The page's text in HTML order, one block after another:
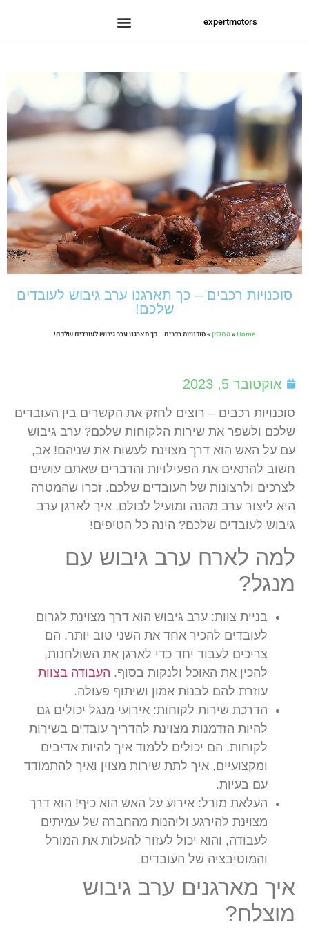
expertmotors
סוכנויות רכבים – כך תארגנו ערב גיבוש לעובדים
שלכם!
Home
»המגזין»סוכנויות רכבים – כך תארגנו ערב גיבוש לעובדים שלכם!
אוקטובר 5, 2023
סוכנויות רכבים – רוצים לחזק את הקשרים בין העובדים
שלכם ולשפר את שירות הלקוחות שלכם? ערב גיבוש
עם על האש הוא דרך מצוינת לעשות את שניהם! אב,
חשוב להתאים את הפעילויות והדברים שאתם עושים
לצרכים ולרצונות של העובדים שלכם. זכרו שהמטרה
היא ליצור ערב מהנה ומועיל לכולם. איך לארגן ערב
גיבוש לעובדים שלכם? הינה כל הטיפים!
למה לארח ערב גיבוש עם
מנגל?
בניית צוות:ערב גיבוש הוא דרך מצוינת לגרום
לעובדים להכיר אחד את השני טוב יותר. הם
צריכים לעבוד יחד כדי לארגן את השולחנות,
להכין את האוכל ולנקות בסוף.העבודה בצוות
עוזרת להם לבנות אמון ושיתוף פעולה.
הדרכת שירות לקוחות:אירועי מנגל יכולים גם
להיות הזדמנות מצוינת להדריך עובדים בשירות
לקוחות. הם יכולים ללמוד איך להיות אדיבים
ומקצועיים, איך לתת שירות מצוין ואיך להתמודד
עם בעיות.
העלאת מורל:אירוע על האש הוא כיף! הוא דרך
מצוינת להירגע וליהנות מהחברה של עמיתים
לעבודה, והוא יכול לעזור להעלות את המורל
והמוטיבציה של העובדים.
איך מארגנים ערב גיבוש
מוצלח?